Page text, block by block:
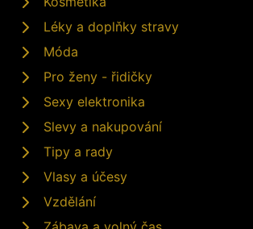
Léky a doplňky stravy
Móda
Pro ženy - řidičky
Sexy elektronika
Slevy a nakupování
Tipy a rady
Vlasy a účesy
Vzdělání